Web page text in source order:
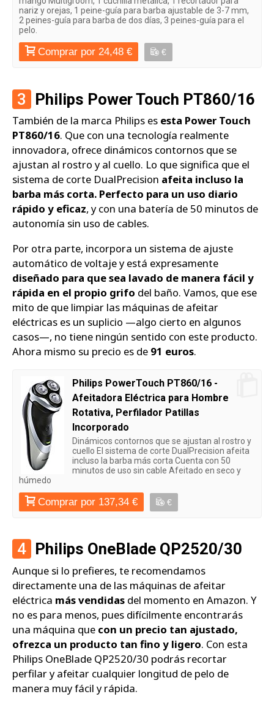
nariz y orejas, 1 peine-guía para barba ajustable de 3-7 mm,
2 peines-guía para barba de dos días, 3 peines-guía para el
pelo.
Comprar por 24,48 € €
3 Philips Power Touch PT860/16
También de la marca Philips es esta Power Touch
PT860/16. Que con una tecnología realmente
innovadora, ofrece dinámicos contornos que se
ajustan al rostro y al cuello. Lo que significa que el
sistema de corte DualPrecision afeita incluso la
barba más corta. Perfecto para un uso diario
rápido y eficaz, y con una batería de 50 minutos de
autonomía sin uso de cables.
Por otra parte, incorpora un sistema de ajuste
automático de voltaje y está expresamente
diseñado para que sea lavado de manera fácil y
rápida en el propio grifo del baño. Vamos, que ese
mito de que limpiar las máquinas de afeitar
eléctricas es un suplicio —algo cierto en algunos
casos—, no tiene ningún sentido con este producto.
Ahora mismo su precio es de 91 euros.
Philips PowerTouch PT860/16 -
Afeitadora Eléctrica para Hombre
Rotativa, Perfilador Patillas
Incorporado
Dinámicos contornos que se ajustan al rostro y
cuello El sistema de corte DualPrecision afeita
incluso la barba más corta Cuenta con 50
minutos de uso sin cable Afeitado en seco y
húmedo
Comprar por 137,34 € €
4 Philips OneBlade QP2520/30
Aunque si lo prefieres, te recomendamos
directamente una de las máquinas de afeitar
eléctrica más vendidas del momento en Amazon. Y
no es para menos, pues difícilmente encontrarás
una máquina que con un precio tan ajustado,
ofrezca un producto tan fino y ligero. Con esta
Philips OneBlade QP2520/30 podrás recortar
perfilar y afeitar cualquier longitud de pelo de
manera muy fácil y rápida.